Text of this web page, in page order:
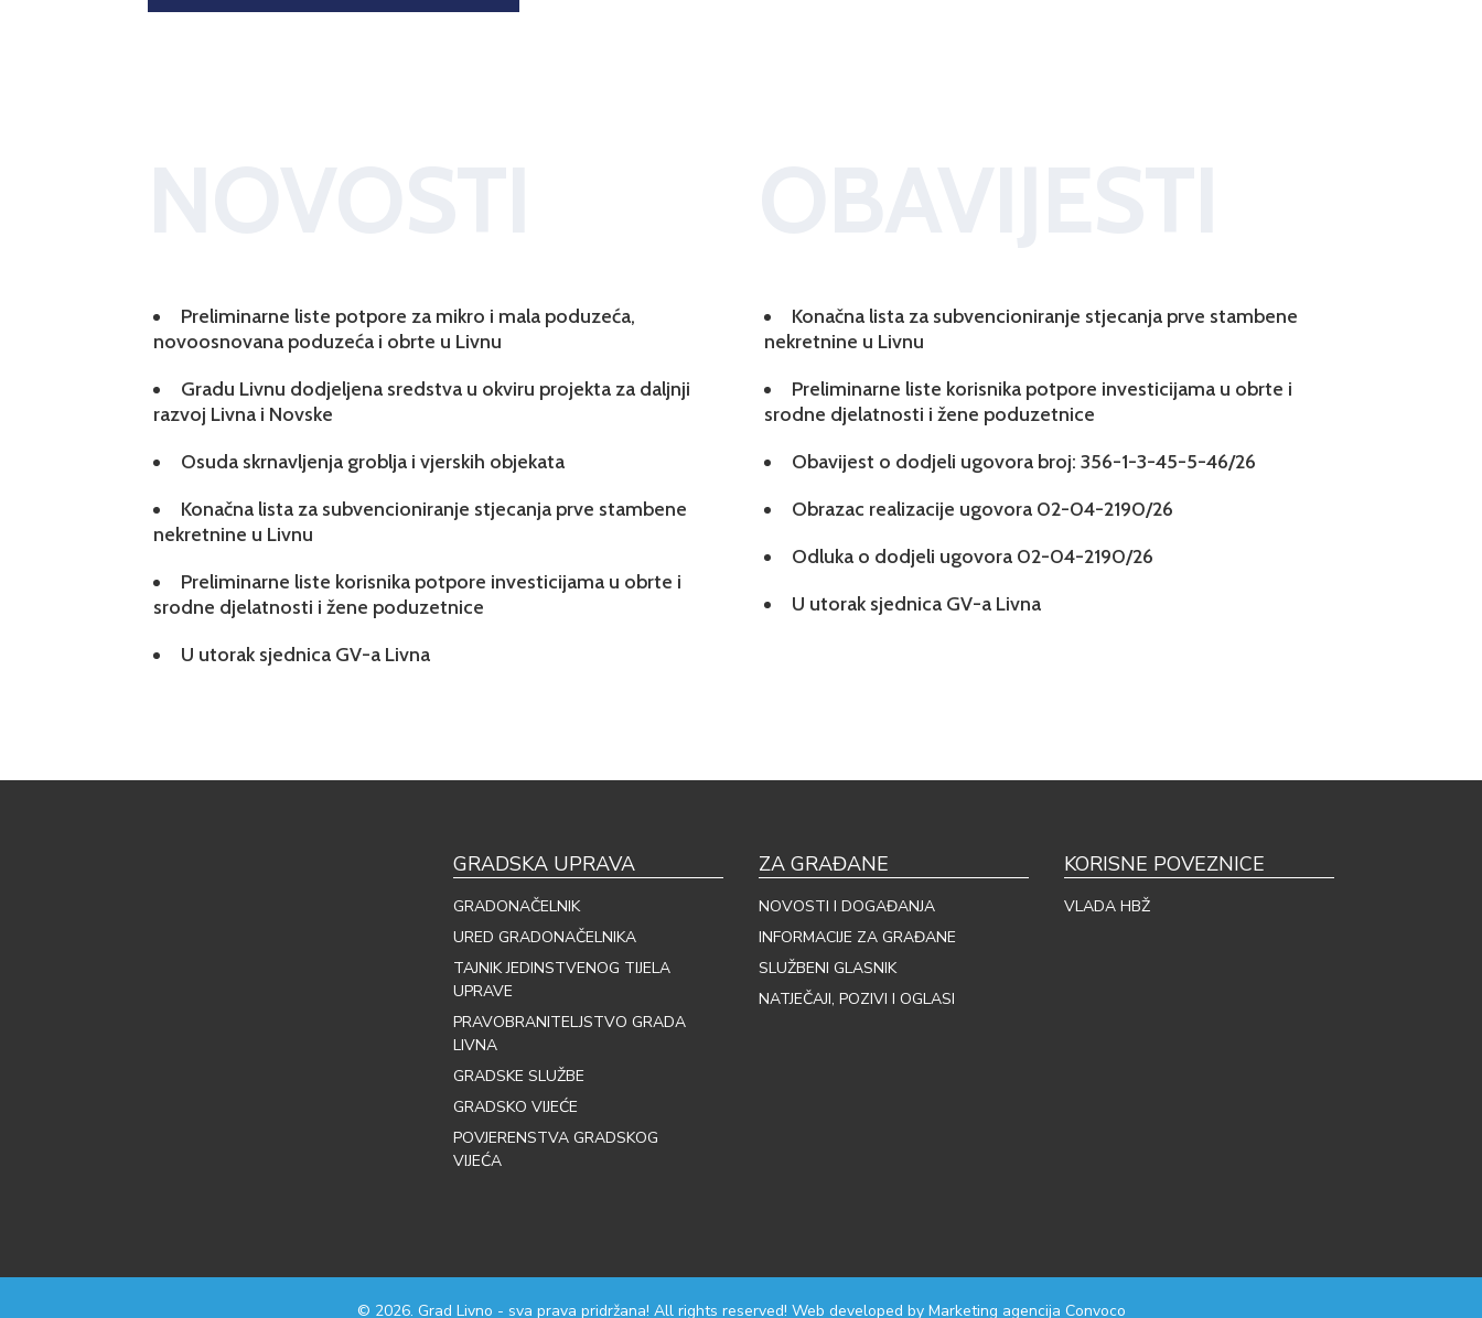
Preliminarne liste potpore za mikro i mala poduzeća,
novoosnovana poduzeća i obrte u Livnu
Gradu Livnu dodjeljena sredstva u okviru projekta za daljnji
razvoj Livna i Novske
Osuda skrnavljenja groblja i vjerskih objekata
Konačna lista za subvencioniranje stjecanja prve stambene
nekretnine u Livnu
Preliminarne liste korisnika potpore investicijama u obrte i
srodne djelatnosti i žene poduzetnice
U utorak sjednica GV-a Livna
Konačna lista za subvencioniranje stjecanja prve stambene
nekretnine u Livnu
Preliminarne liste korisnika potpore investicijama u obrte i
srodne djelatnosti i žene poduzetnice
Obavijest o dodjeli ugovora broj: 356-1-3-45-5-46/26
Obrazac realizacije ugovora 02-04-2190/26
Odluka o dodjeli ugovora 02-04-2190/26
U utorak sjednica GV-a Livna
GRADSKA UPRAVA
GRADONAČELNIK
URED GRADONAČELNIKA
TAJNIK JEDINSTVENOG TIJELA
UPRAVE
PRAVOBRANITELJSTVO GRADA
LIVNA
GRADSKE SLUŽBE
GRADSKO VIJEĆE
POVJERENSTVA GRADSKOG
VIJEĆA
ZA GRAĐANE
NOVOSTI I DOGAĐANJA
INFORMACIJE ZA GRAĐANE
SLUŽBENI GLASNIK
NATJEČAJI, POZIVI I OGLASI
KORISNE POVEZNICE
VLADA HBŽ
© 2026. Grad Livno - sva prava pridržana! All rights reserved! Web developed by Marketing agencija Convoco